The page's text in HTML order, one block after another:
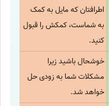
اطرافتان که مایل به کمک
به شماست، کمکش را قبول
کنید.
خوشحال باشید زیرا
مشکلات شما به زودی حل
خواهد شد.